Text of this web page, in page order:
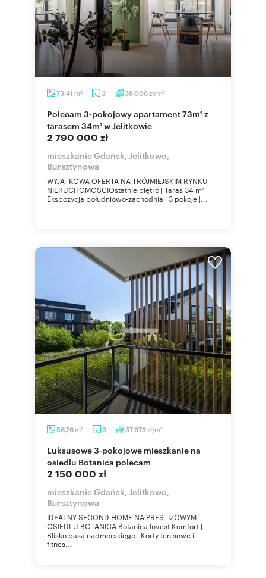
73,41 m2 3 38 006zł/m2
Polecam 3-pokojowy apartament 73m² z
tarasem 34m² w Jelitkowie
2 790 000 zł
mieszkanie Gdańsk, Jelitkowo,
Bursztynowa
WYJĄTKOWA OFERTA NA TRÓJMIEJSKIM RYNKU
NIERUCHOMOŚCIOstatnie piętro | Taras 34 m² |
Ekspozycja południowo-zachodnia | 3 pokoje |...
56,76 m2 3 37 879zł/m2
Luksusowe 3-pokojowe mieszkanie na
osiedlu Botanica polecam
2 150 000 zł
mieszkanie Gdańsk, Jelitkowo,
Bursztynowa
IDEALNY SECOND HOME NA PRESTIŻOWYM
OSIEDLU BOTANICA Botanica Invest Komfort |
Blisko pasa nadmorskiego | Korty tenisowe i
fitnes...